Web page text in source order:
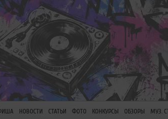
НОВОСТИ СТАТЬИ ФОТО КОНКУРСЫ ОБЗОРЫ МУЗ.